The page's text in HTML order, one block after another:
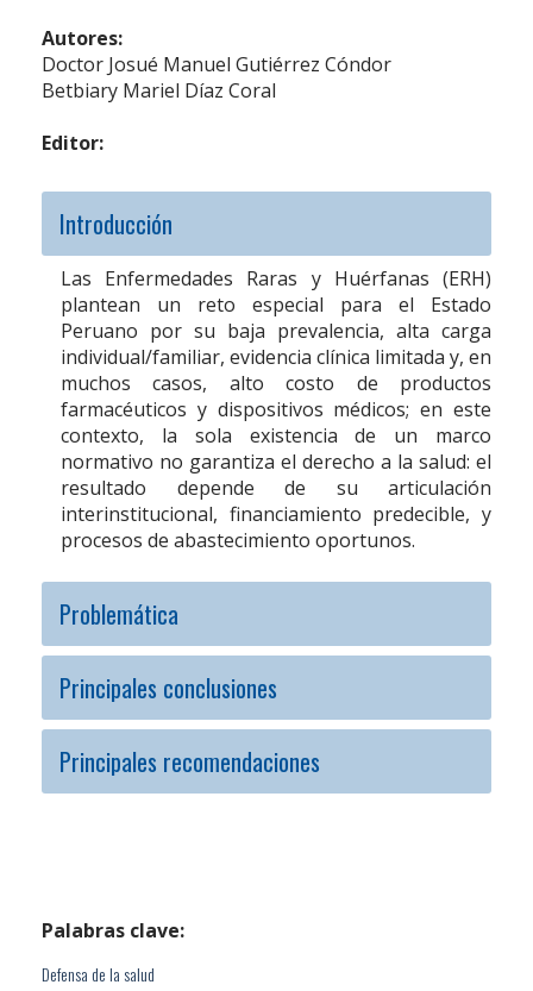
Autores:
Doctor Josué Manuel Gutiérrez Cóndor
Betbiary Mariel Díaz Coral
Editor:
Introducción
Las Enfermedades Raras y Huérfanas (ERH)
plantean un reto especial para el Estado
Peruano por su baja prevalencia, alta carga
individual/familiar, evidencia clínica limitada y, en
muchos casos, alto costo de productos
farmacéuticos y dispositivos médicos; en este
contexto, la sola existencia de un marco
normativo no garantiza el derecho a la salud: el
resultado depende de su articulación
interinstitucional, financiamiento predecible, y
procesos de abastecimiento oportunos.
Problemática
Principales conclusiones
Principales recomendaciones
Palabras clave:
Defensa de la salud